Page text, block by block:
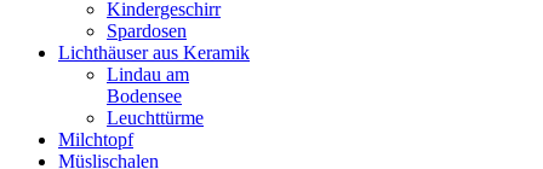
Kindergeschirr
Spardosen
Lichthäuser aus Keramik
Lindau am
Bodensee
Leuchttürme
Milchtopf
Müslischalen